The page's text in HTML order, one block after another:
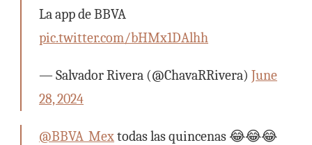
La app de BBVA
pic.twitter.com/bHMx1DAlhh
— Salvador Rivera (@ChavaRRivera) June
28, 2024
@BBVA_Mex⁩ todas las quincenas 😂😂😂